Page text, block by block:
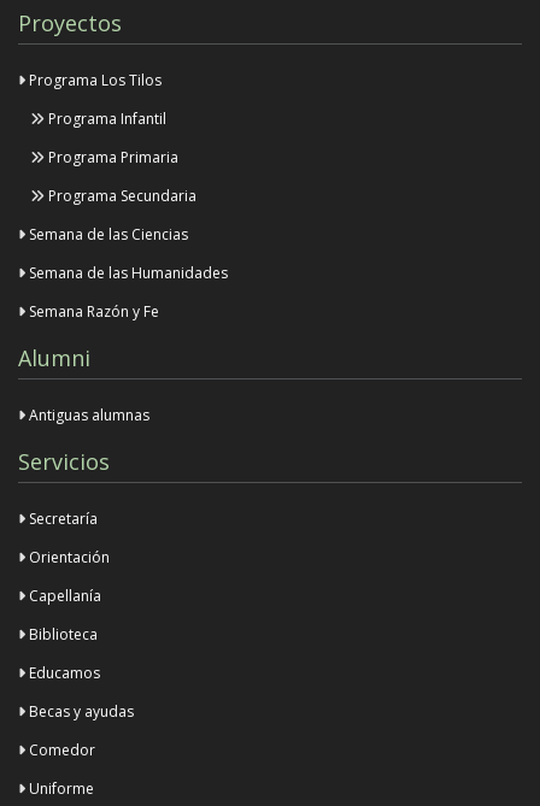
Proyectos
Programa Los Tilos
Programa Infantil
Programa Primaria
Programa Secundaria
Semana de las Ciencias
Semana de las Humanidades
Semana Razón y Fe
Alumni
Antiguas alumnas
Servicios
Secretaría
Orientación
Capellanía
Biblioteca
Educamos
Becas y ayudas
Comedor
Uniforme